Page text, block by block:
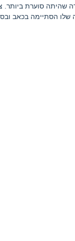
שהיתה סוערת ביותר.
שלו הסתיימה בכאב